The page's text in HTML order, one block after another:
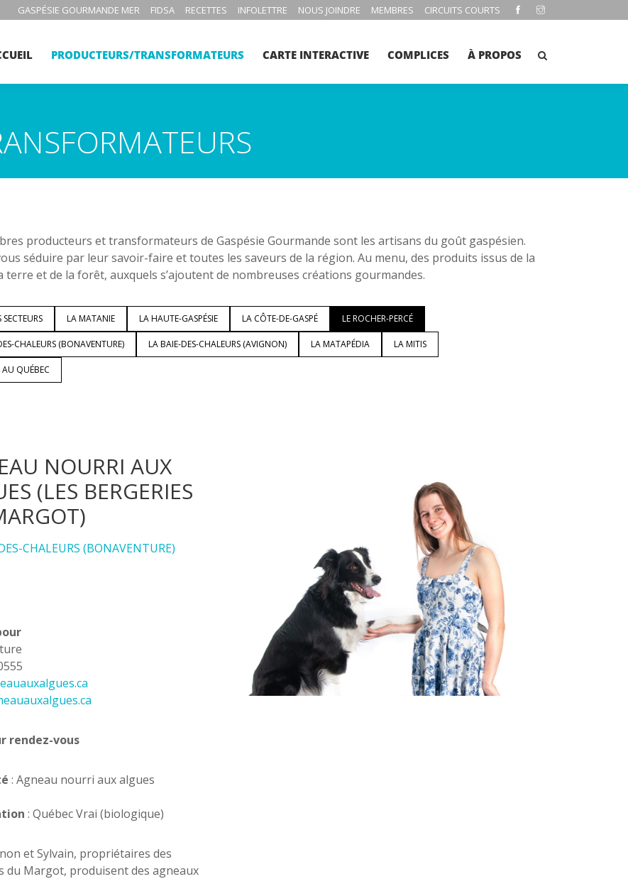
GASPÉSIE GOURMANDE MER FIDSA RECETTES INFOLETTRE NOUS JOINDRE MEMBRES CIRCUITS COURTS
PRODUCTEURS/TRANSFORMATEURS CARTE INTERACTIVE COMPLICES À PROPOS
producteurs et transformateurs de Gaspésie Gourmande sont les artisans du goût gaspésien.
séduire par leur savoir-faire et toutes les saveurs de la région. Au menu, des produits issus de la
terre et de la forêt, auxquels s’ajoutent de nombreuses créations gourmandes.
LA MATANIE LA HAUTE-GASPÉSIE LA CÔTE-DE-GASPÉ LE ROCHER-PERCÉ
CHALEURS (BONAVENTURE) LA BAIE-DES-CHALEURS (AVIGNON) LA MATAPÉDIA LA MITIS
AU QUÉBEC
NOURRI AUX
(LES BERGERIES
CHALEURS (BONAVENTURE)
rendez-vous
: Agneau nourri aux algues
: Québec Vrai (biologique)
et Sylvain, propriétaires des
du Margot, produisent des agneaux